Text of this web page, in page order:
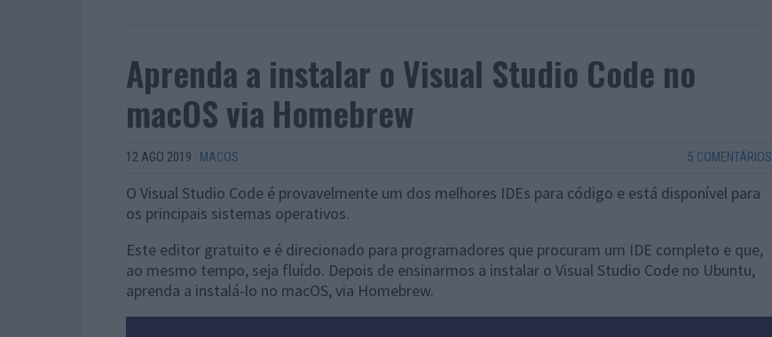
Aprenda a instalar o Visual Studio Code no
macOS via Homebrew
12 AGO 2019 · MACOS 5 COMENTÁRIOS
O Visual Studio Code é provavelmente um dos melhores IDEs para código e está disponível para
os principais sistemas operativos.
Este editor gratuito e é direcionado para programadores que procuram um IDE completo e que,
ao mesmo tempo, seja fluído. Depois de ensinarmos a instalar o Visual Studio Code no Ubuntu,
aprenda a instalá-lo no macOS, via Homebrew.